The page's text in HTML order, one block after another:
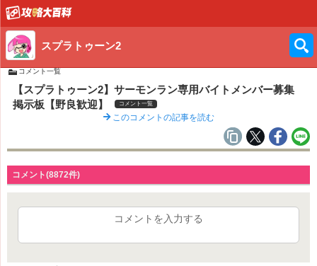
スプラトゥーン2
コメント一覧
【スプラトゥーン2】サーモンラン専用バイトメンバー募集
掲示板【野良歓迎】
コメント一覧
このコメントの記事を読む
コメント(8872件)
コメントを入力する